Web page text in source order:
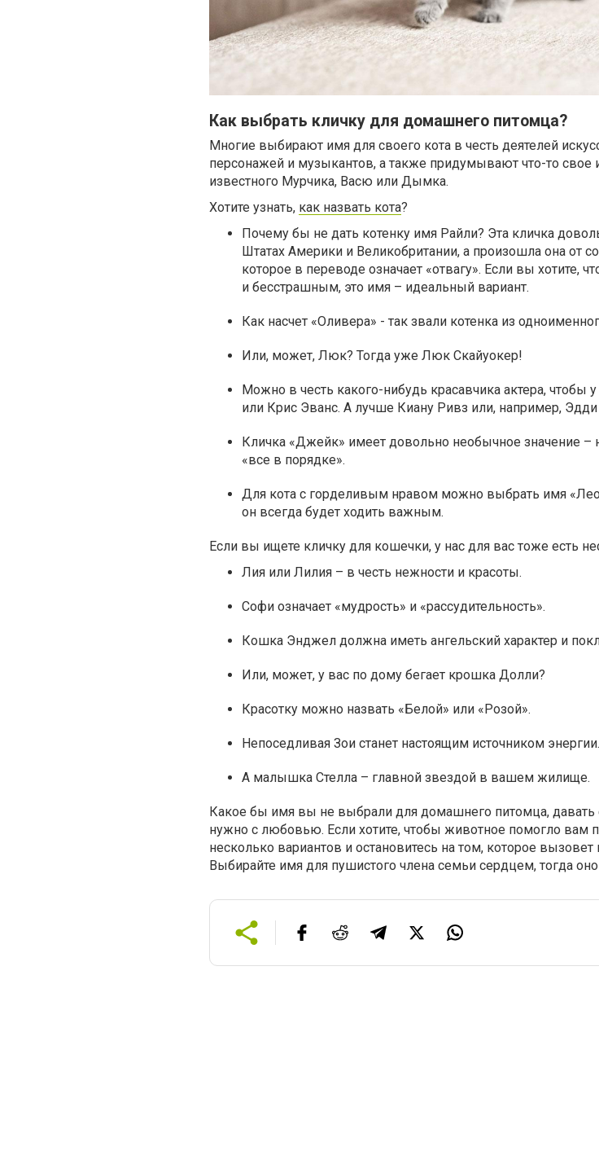
Как выбрать кличку для домашнего питомца?
Многие выбирают имя для своего кота в честь деятелей
персонажей и музыкантов, а также придумывают что-то свое
известного Мурчика, Васю или Дымка.
Хотите узнать, как назвать кота?
Почему бы не дать котенку имя Райли? Эта кличка
Штатах Америки и Великобритании, а произошла она от
которое в переводе означает «отвагу». Если вы
и бесстрашным, это имя – идеальный вариант.
Как насчет «Оливера» - так звали котенка из
Или, может, Люк? Тогда уже Люк Скайуокер!
Можно в честь какого-нибудь красавчика актера,
или Крис Эванс. А лучше Киану Ривз или, например,
Кличка «Джейк» имеет довольно необычное значение –
«все в порядке».
Для кота с горделивым нравом можно выбрать имя
он всегда будет ходить важным.
Если вы ищете кличку для кошечки, у нас для вас тоже есть
Лия или Лилия – в честь нежности и красоты.
Софи означает «мудрость» и «рассудительность».
Кошка Энджел должна иметь ангельский характер и
Или, может, у вас по дому бегает крошка Долли?
Красотку можно назвать «Белой» или «Розой».
Непоседливая Зои станет настоящим источником энергии.
А малышка Стелла – главной звездой в вашем жилище.
Какое бы имя вы не выбрали для домашнего питомца, давать
нужно с любовью. Если хотите, чтобы животное помогло вам
несколько вариантов и остановитесь на том, которое
Выбирайте имя для пушистого члена семьи сердцем, тогда